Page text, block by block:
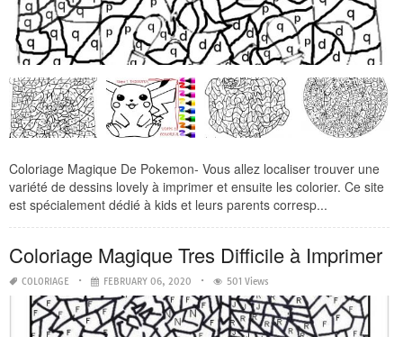
Coloriage Magique De Pokemon- Vous allez localiser trouver une
variété de dessins lovely à imprimer et ensuite les colorier. Ce site
est spécialement dédié à kids et leurs parents corresp...
Coloriage Magique Tres Difficile à Imprimer
COLORIAGE FEBRUARY 06, 2020 501 Views